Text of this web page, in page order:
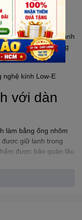
trong tủ. Đồng
trong tủ giúp giảm
đọng sương trên cánh
nhiệt lượng của công
với dàn
làm bằng ống nhôm
giữ lạnh trong
được bảo quản lâu
sẽ đưa hơi lạnh